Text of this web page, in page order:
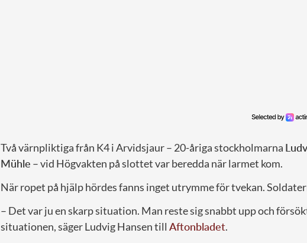
Två värnpliktiga från K4 i Arvidsjaur – 20-åriga stockholmarna
Mühle – vid Högvakten på slottet var beredda när larmet kom.
När ropet på hjälp hördes fanns inget utrymme för tvekan.
– Det var ju en skarp situation. Man reste sig snabbt upp och
situationen, säger Ludvig Hansen till Aftonbladet.